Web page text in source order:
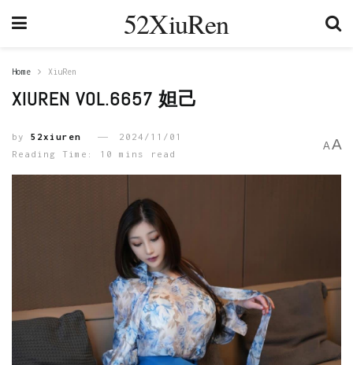
52XiuRen
Home XiuRen
XIUREN VOL.6657 妲己
by 52xiuren
2024/11/01
Reading Time: 10 mins read
A A